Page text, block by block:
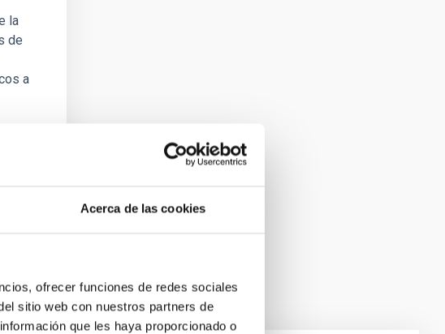
Acerca de las cookies
ofrecer funciones de redes sociales
sitio web con nuestros partners de
que les haya proporcionado o
la
de
a